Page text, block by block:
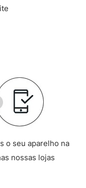
o seu aparelho na
nossas lojas